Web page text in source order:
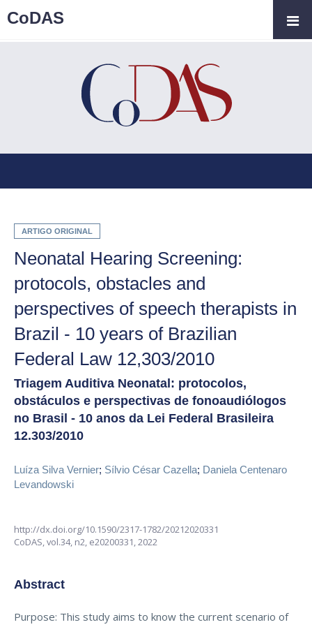
ARTIGO ORIGINAL
Neonatal Hearing Screening:
protocols, obstacles and
perspectives of speech therapists in
Brazil - 10 years of Brazilian
Federal Law 12,303/2010
Triagem Auditiva Neonatal: protocolos,
obstáculos e perspectivas de fonoaudiólogos
no Brasil - 10 anos da Lei Federal Brasileira
12.303/2010
Luíza Silva Vernier; Sílvio César Cazella; Daniela Centenaro
Levandowski
http://dx.doi.org/10.1590/2317-1782/20212020331
CoDAS,vol.34, n2, e20200331, 2022
Abstract
Purpose: This study aims to know the current scenario of
CoDAS